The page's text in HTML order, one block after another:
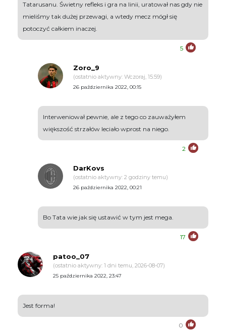
Tatarusanu. Świetny refleks i gra na linii, uratował nas gdy nie
mieliśmy tak dużej przewagi, a wtedy mecz mógł się
potoczyć całkiem inaczej.
5
Zoro_9
(ostatnio aktywny: Wczoraj, 15:59)
26 października 2022, 00:15
Interweniował pewnie, ale z tego co zauważyłem
większość strzałów leciało wprost na niego.
2
DarKovs
(ostatnio aktywny: 2 godziny temu)
26 października 2022, 00:21
Bo Tata wie jak się ustawić w tym jest mega.
17
patoo_07
(ostatnio aktywny: 1 dni temu, 2026-08-07)
25 października 2022, 23:47
Jest forma!
0